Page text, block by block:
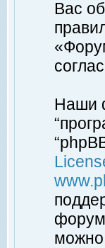
Вас
Наши
можно